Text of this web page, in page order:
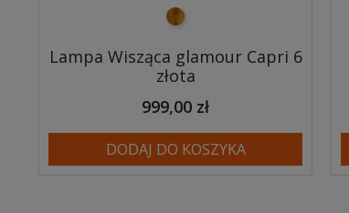
złoty
Lampa Wisząca glamour Capri 6
złota
999,00 zł
DODAJ DO KOSZYKA